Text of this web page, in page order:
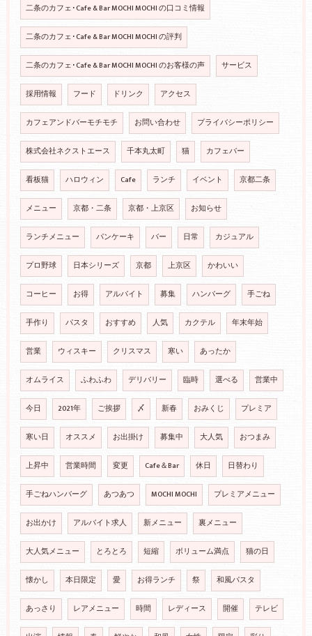
二条のカフェ･Cafe & Bar MOCHI MOCHI の口コミ情報
二条のカフェ･Cafe & Bar MOCHI MOCHI の評判
二条のカフェ･Cafe & Bar MOCHI MOCHI のお客様の声 サービス
採用情報 フード ドリンク アクセス
カフェアンドバーモチモチ お問い合わせ プライバシーポリシー
株式会社ネクストエース 千本丸太町 猫 カフェバー
看板猫 ハロウィン Cafe ランチ イベント 京都二条
メニュー 京都・二条 京都・上京区 お知らせ
ランチメニュー パンケーキ バー 日常 カジュアル
プロ野球 日本シリーズ 京都 上京区 かわいい
コーヒー お得 アルバイト 募集 ハンバーグ 手ごね
手作り パスタ おすすめ 人気 カクテル 年末年始
営業 ウィスキー クリスマス 寒い あったか
オムライス ふわふわ デリバリー 臨時 選べる 営業中
今日 2021年 ご挨拶 〆 新春 おみくじ プレミア
寒い日 オススメ お出掛け 募集中 大人気 おつまみ
上昇中 営業時間 変更 Cafe＆Bar 休日 日替わり
手ごねハンバーグ あつあつ MOCHI MOCHI プレミアメニュー
お出かけ アルバイト求人 新メニュー 裏メニュー
大人気メニュー とろとろ 短縮 ボリューム満点 猫の日
懐かし 本日限定 愛 お得ランチ 祭 和風パスタ
あっさり レアメニュー 時間 レディース 開催 テレビ